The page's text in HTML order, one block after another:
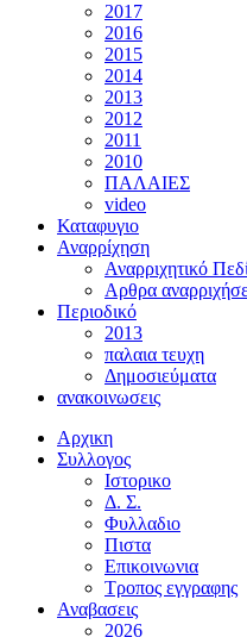
2017
2016
2015
2014
2013
2012
2011
2010
ΠΑΛΑΙΕΣ
video
Καταφυγιο
Αναρρίχηση
Αναρριχητικό
Αρθρα
Περιοδικό
2013
παλαια τευχη
Δημοσιεύματα
ανακοινωσεις
Αρχικη
Συλλογος
Ιστορικο
Δ. Σ.
Φυλλαδιο
Πιστα
Επικοινωνια
Τροπος εγγραφης
Αναβασεις
2026